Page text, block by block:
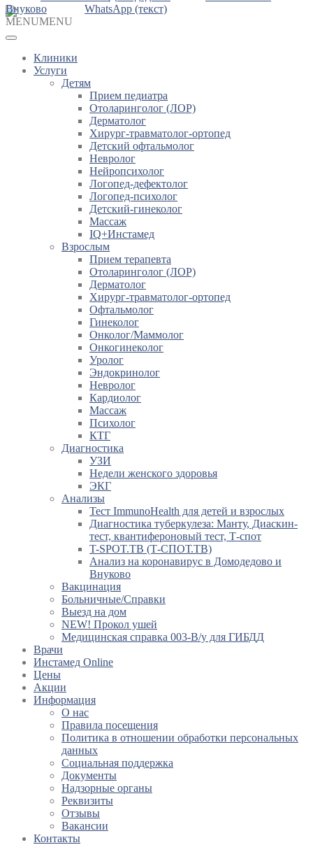
Внуково
WhatsApp (текст)
MENUMENU
Клиники
Услуги
Детям
Прием педиатра
Отоларинголог (ЛОР)
Дерматолог
Хирург-травматолог-ортопед
Детский офтальмолог
Невролог
Нейропсихолог
Логопед-дефектолог
Логопед-психолог
Детский-гинеколог
Массаж
IQ+Инстамед
Взрослым
Прием терапевта
Отоларинголог (ЛОР)
Дерматолог
Хирург-травматолог-ортопед
Офтальмолог
Гинеколог
Онколог/Маммолог
Онкогинеколог
Уролог
Эндокринолог
Невролог
Кардиолог
Массаж
Психолог
КТГ
Диагностика
УЗИ
Недели женского здоровья
ЭКГ
Анализы
Тест ImmunoHealth для детей и взрослых
Диагностика туберкулеза: Манту, Диаскин-
тест, квантифероновый тест, Т-спот
T-SPOT.TB (Т-СПОТ.ТВ)
Анализ на коронавирус в Домодедово и
Внуково
Вакцинация
Больничные/Справки
Выезд на дом
NEW! Прокол ушей
Медицинская справка 003-В/у для ГИБДД
Врачи
Инстамед Online
Цены
Акции
Информация
О нас
Правила посещения
Политика в отношении обработки персональных
данных
Социальная поддержка
Документы
Надзорные органы
Реквизиты
Отзывы
Вакансии
Контакты